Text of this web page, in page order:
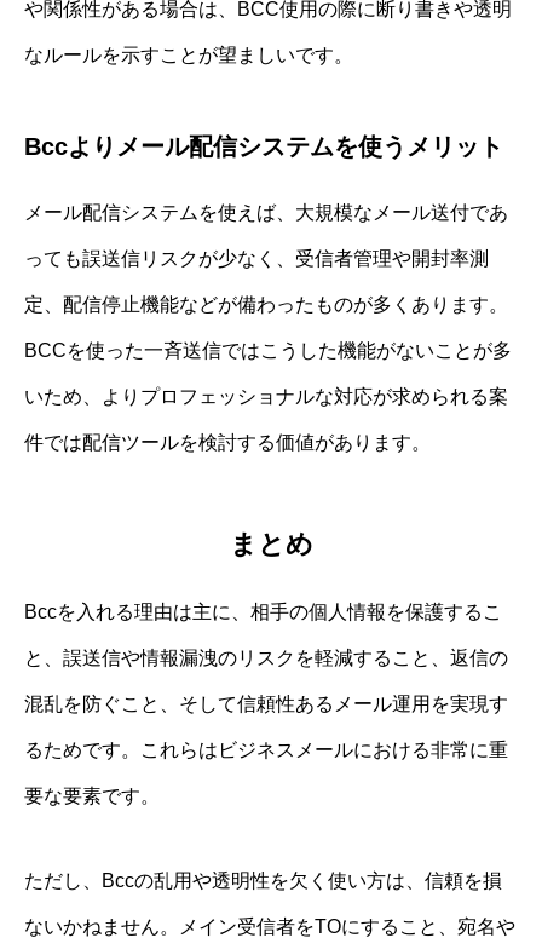
や関係性がある場合は、BCC使用の際に断り書きや透明
なルールを示すことが望ましいです。
Bccよりメール配信システムを使うメリット
メール配信システムを使えば、大規模なメール送付であ
っても誤送信リスクが少なく、受信者管理や開封率測
定、配信停止機能などが備わったものが多くあります。
BCCを使った一斉送信ではこうした機能がないことが多
いため、よりプロフェッショナルな対応が求められる案
件では配信ツールを検討する価値があります。
まとめ
Bccを入れる理由は主に、相手の個人情報を保護するこ
と、誤送信や情報漏洩のリスクを軽減すること、返信の
混乱を防ぐこと、そして信頼性あるメール運用を実現す
るためです。これらはビジネスメールにおける非常に重
要な要素です。
ただし、Bccの乱用や透明性を欠く使い方は、信頼を損
ないかねません。メイン受信者をTOにすること、宛名や